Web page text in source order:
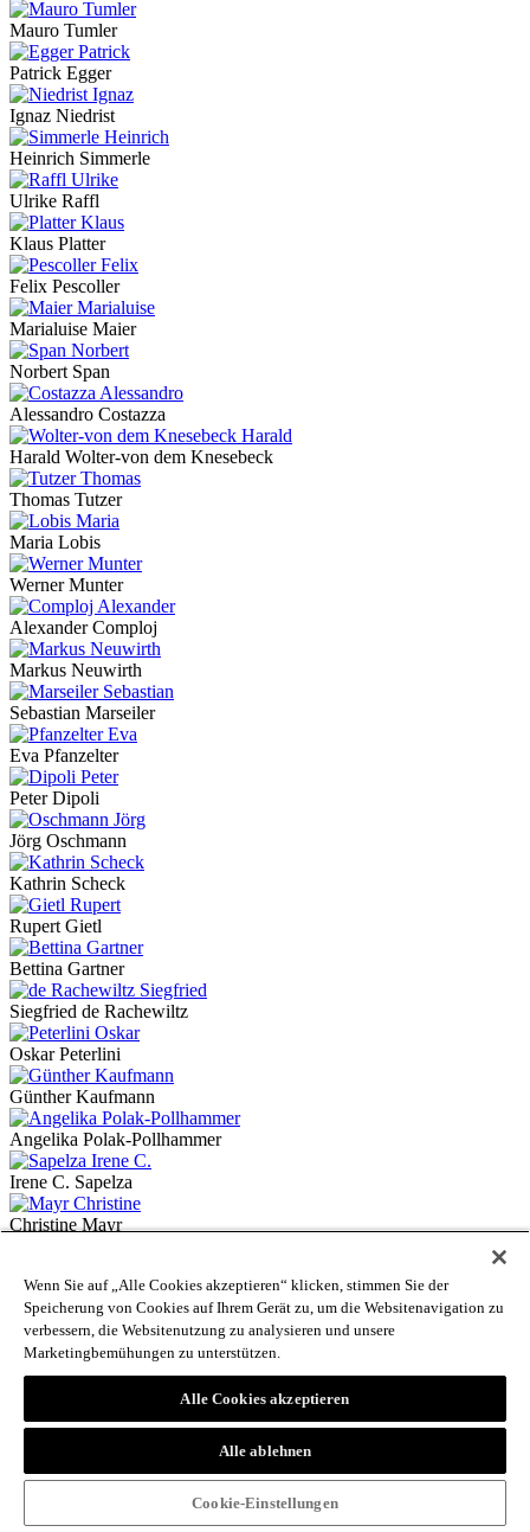
Mauro Tumler
Patrick Egger
Ignaz Niedrist
Heinrich Simmerle
Ulrike Raffl
Klaus Platter
Felix Pescoller
Marialuise Maier
Norbert Span
Alessandro Costazza
Harald Wolter-von dem Knesebeck
Thomas Tutzer
Maria Lobis
Werner Munter
Alexander Comploj
Markus Neuwirth
Sebastian Marseiler
Eva Pfanzelter
Peter Dipoli
Jörg Oschmann
Kathrin Scheck
Rupert Gietl
Bettina Gartner
Siegfried de Rachewiltz
Oskar Peterlini
Günther Kaufmann
Angelika Polak-Pollhammer
Irene C. Sapelza
Christine Mayr
Elena Taddei
Isabel Weis
Martin Schweiggl
Inga Hosp
Wenn Sie auf „Alle Cookies akzeptieren“ klicken, stimmen Sie der
Speicherung von Cookies auf Ihrem Gerät zu, um die Websitenavigation zu
verbessern, die Websitenutzung zu analysieren und unsere
Marketingbemühungen zu unterstützen.
Alle Cookies akzeptieren
Alle ablehnen
Cookie-Einstellungen